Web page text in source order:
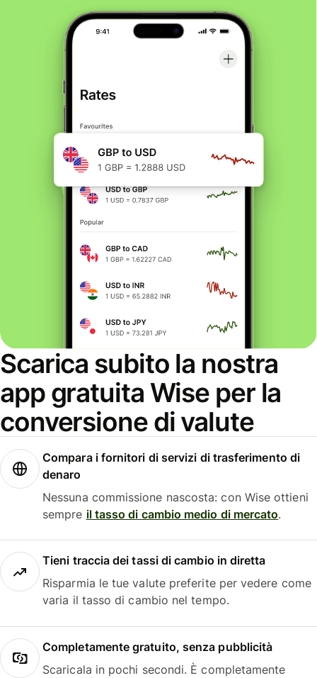
Scarica subito la nostra
app gratuita Wise per la
conversione di valute
Compara i fornitori di servizi di trasferimento di
denaro
Nessuna commissione nascosta: con Wise ottieni
sempre il tasso di cambio medio di mercato.
Tieni traccia dei tassi di cambio in diretta
Risparmia le tue valute preferite per vedere come
varia il tasso di cambio nel tempo.
Completamente gratuito, senza pubblicità
Scaricala in pochi secondi. È completamente